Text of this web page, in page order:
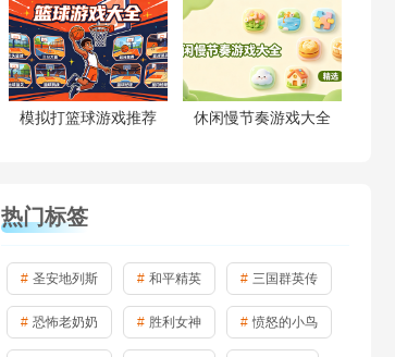
模拟打篮球游戏推荐 休闲慢节奏游戏大全
热门标签
圣安地列斯 和平精英 三国群英传
恐怖老奶奶 胜利女神 愤怒的小鸟